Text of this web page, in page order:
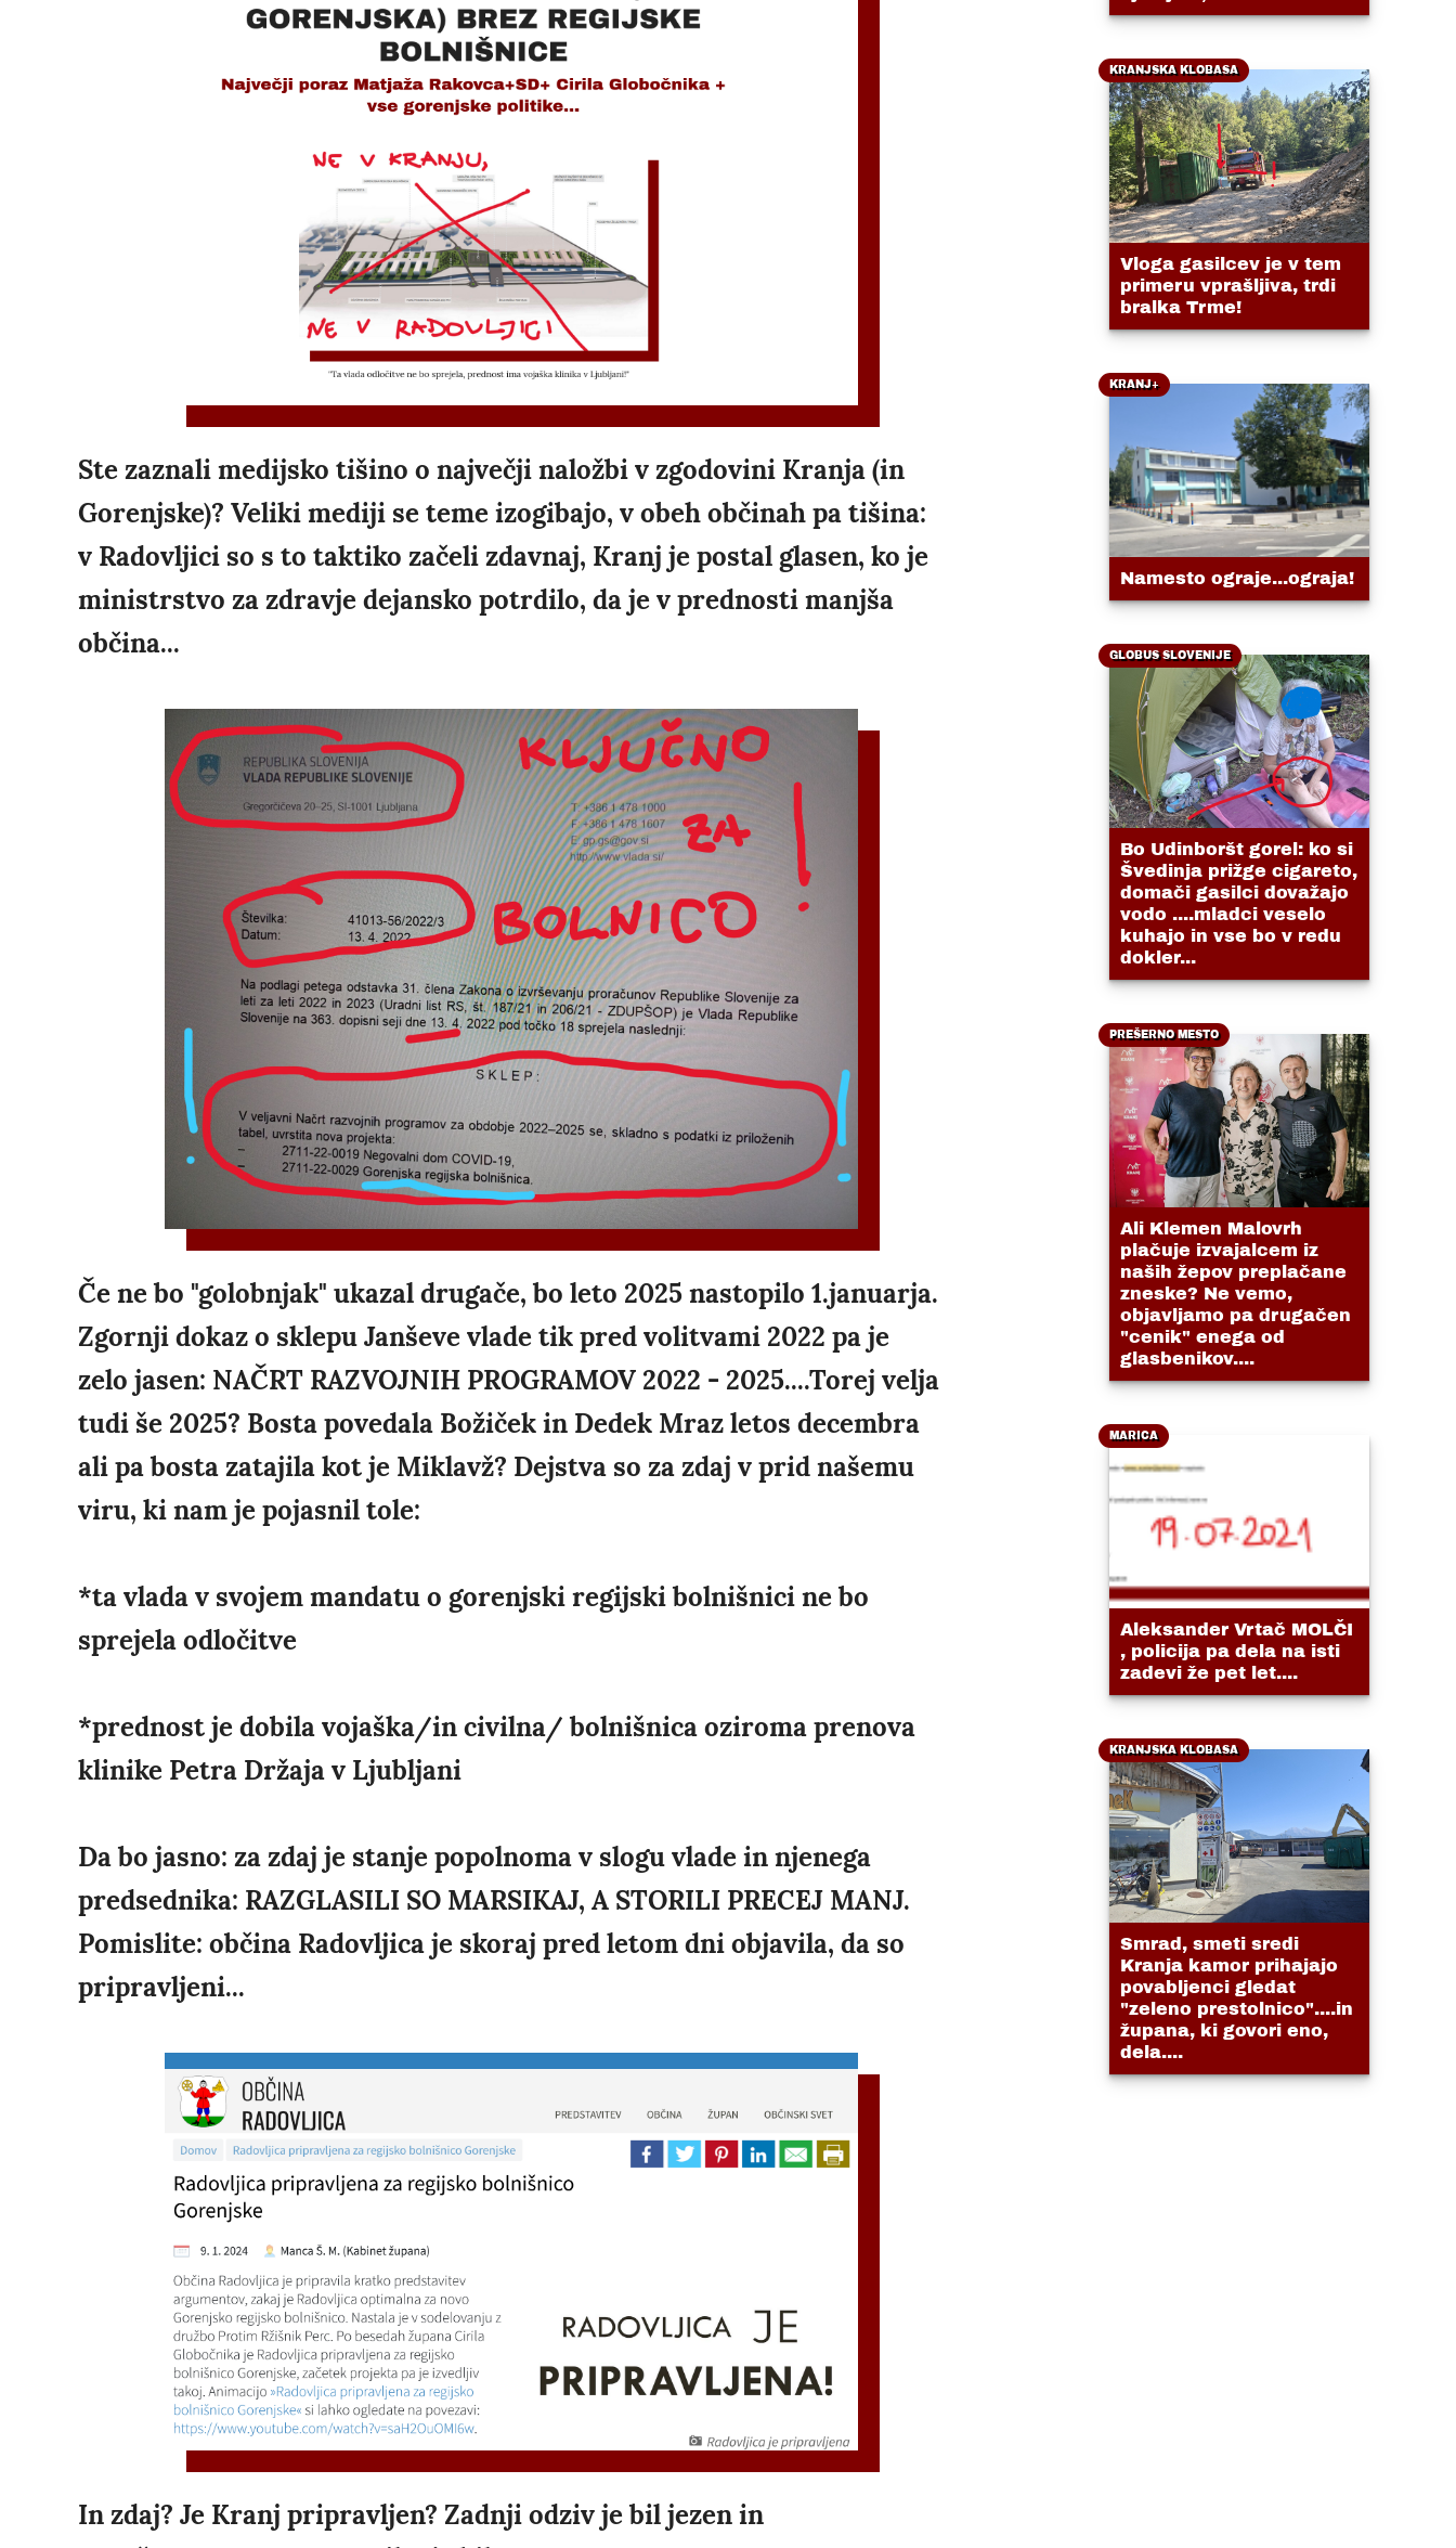
Ste zaznali medijsko tišino o največji naložbi v zgodovini Kranja (in
Gorenjske)? Veliki mediji se teme izogibajo, v obeh občinah pa tišina:
v Radovljici so s to taktiko začeli zdavnaj, Kranj je postal glasen, ko je
ministrstvo za zdravje dejansko potrdilo, da je v prednosti manjša
občina...
Če ne bo "golobnjak" ukazal drugače, bo leto 2025 nastopilo 1.januarja.
Zgornji dokaz o sklepu Janševe vlade tik pred volitvami 2022 pa je
zelo jasen: NAČRT RAZVOJNIH PROGRAMOV 2022 - 2025....Torej velja
tudi še 2025? Bosta povedala Božiček in Dedek Mraz letos decembra
ali pa bosta zatajila kot je Miklavž? Dejstva so za zdaj v prid našemu
viru, ki nam je pojasnil tole:
*ta vlada v svojem mandatu o gorenjski regijski bolnišnici ne bo
sprejela odločitve
*prednost je dobila vojaška/in civilna/ bolnišnica oziroma prenova
klinike Petra Držaja v Ljubljani
Da bo jasno: za zdaj je stanje popolnoma v slogu vlade in njenega
predsednika: RAZGLASILI SO MARSIKAJ, A STORILI PRECEJ MANJ.
Pomislite: občina Radovljica je skoraj pred letom dni objavila, da so
pripravljeni...
In zdaj? Je Kranj pripravljen? Zadnji odziv je bil jezen in
KRANJSKA KLOBASA
Vloga gasilcev je v tem
primeru vprašljiva, trdi
bralka Trme!
KRANJ+
Namesto ograje...ograja!
GLOBUS SLOVENIJE
Bo Udinboršt gorel: ko si
Švedinja prižge cigareto,
domači gasilci dovažajo
vodo ....mladci veselo
kuhajo in vse bo v redu
dokler...
PREŠERNO MESTO
Ali Klemen Malovrh
plačuje izvajalcem iz
naših žepov preplačane
zneske? Ne vemo,
objavljamo pa drugačen
"cenik" enega od
glasbenikov....
MARICA
Aleksander Vrtač MOLČI
, policija pa dela na isti
zadevi že pet let....
KRANJSKA KLOBASA
Smrad, smeti sredi
Kranja kamor prihajajo
povabljenci gledat
"zeleno prestolnico"....in
župana, ki govori eno,
dela....